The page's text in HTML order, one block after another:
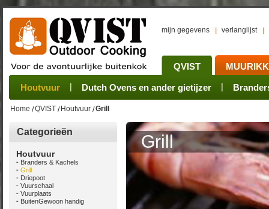
mijn gegevens verlanglijst
QVIST
Houtvuur Dutch Ovens en ander gietijzer
Grillplaat & ijzers Pannen Rookovens
Oogsten Verwerken Bewaren Onderhoud
Sets Stoves Camping sets Pots, Pans, Kettles
Home QVIST Houtvuur Grill
Categorieën
Houtvuur
Branders & Kachels
Grill
Driepoot
Vuurschaal
Vuurplaats
BuitenGewoon handig
Grill